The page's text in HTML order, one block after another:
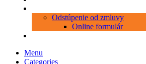
Odstúpenie od zmluvy
Online formulár
Menu
Categories